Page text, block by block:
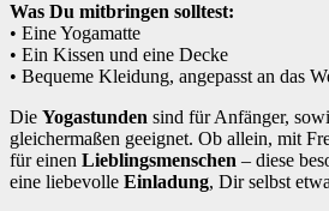
Was Du mitbringen solltest:
• Eine Yogamatte
• Ein Kissen und eine Decke
• Bequeme Kleidung, angepasst an das
Die Yogastunden sind für Anfänger,
gleichermaßen geeignet. Ob allein, mit
für einen Lieblingsmenschen – diese
eine liebevolle Einladung, Dir selbst